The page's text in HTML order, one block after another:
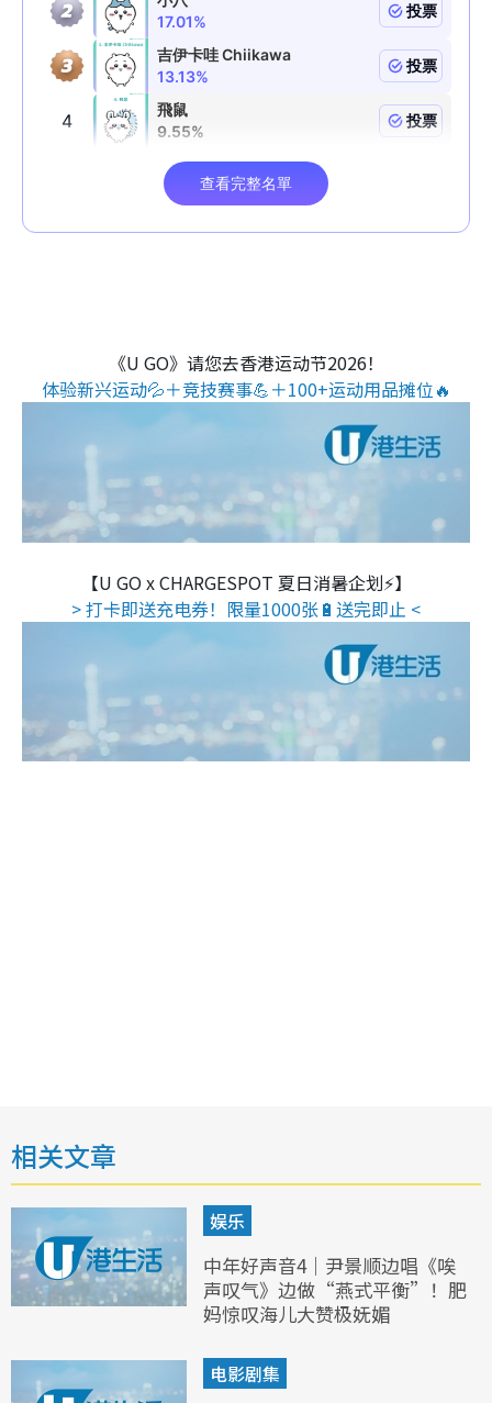
《U GO》请您去香港运动节2026！
体验新兴运动💦＋竞技赛事💪＋100+运动用品摊位🔥
【U GO x CHARGESPOT 夏日消暑企划⚡】
> 打卡即送充电券！限量1000张🔋送完即止 <
相关文章
娱乐
中年好声音4｜尹景顺边唱《唉
声叹气》边做“燕式平衡”！肥
妈惊叹海儿大赞极妩媚
电影剧集